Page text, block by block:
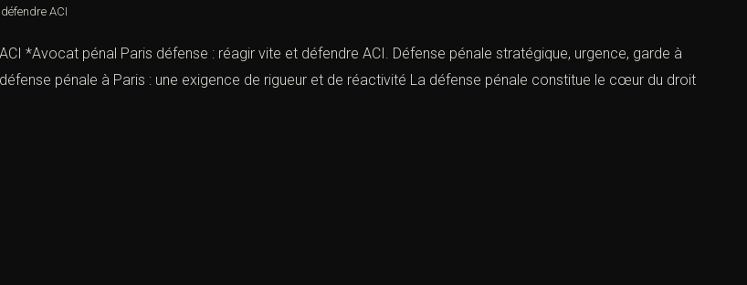
ACI
*Avocat pénal Paris défense : réagir vite et défendre ACI. Défense pénale stratégique, urgence, garde à
pénale à Paris : une exigence de rigueur et de réactivité La défense pénale constitue le cœur du droit